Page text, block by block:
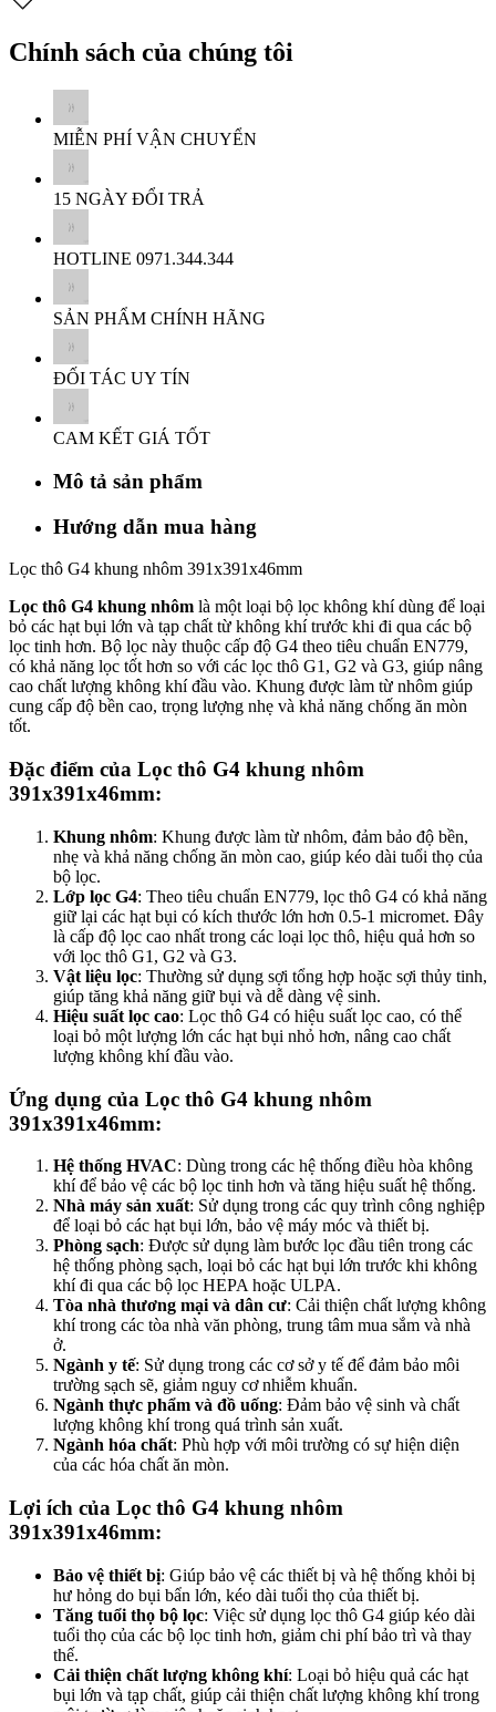
Chính sách của chúng tôi
MIỄN PHÍ VẬN CHUYỂN
15 NGÀY ĐỔI TRẢ
HOTLINE 0971.344.344
SẢN PHẨM CHÍNH HÃNG
ĐỐI TÁC UY TÍN
CAM KẾT GIÁ TỐT
Mô tả sản phẩm
Hướng dẫn mua hàng
Lọc thô G4 khung nhôm 391x391x46mm
Lọc thô G4 khung nhôm là một loại bộ lọc không khí dùng để loại
bỏ các hạt bụi lớn và tạp chất từ không khí trước khi đi qua các bộ
lọc tinh hơn. Bộ lọc này thuộc cấp độ G4 theo tiêu chuẩn EN779,
có khả năng lọc tốt hơn so với các lọc thô G1, G2 và G3, giúp nâng
cao chất lượng không khí đầu vào. Khung được làm từ nhôm giúp
cung cấp độ bền cao, trọng lượng nhẹ và khả năng chống ăn mòn
tốt.
Đặc điểm của Lọc thô G4 khung nhôm
391x391x46mm:
Khung nhôm: Khung được làm từ nhôm, đảm bảo độ bền,
nhẹ và khả năng chống ăn mòn cao, giúp kéo dài tuổi thọ của
bộ lọc.
Lớp lọc G4: Theo tiêu chuẩn EN779, lọc thô G4 có khả năng
giữ lại các hạt bụi có kích thước lớn hơn 0.5-1 micromet. Đây
là cấp độ lọc cao nhất trong các loại lọc thô, hiệu quả hơn so
với lọc thô G1, G2 và G3.
Vật liệu lọc: Thường sử dụng sợi tổng hợp hoặc sợi thủy tinh,
giúp tăng khả năng giữ bụi và dễ dàng vệ sinh.
Hiệu suất lọc cao: Lọc thô G4 có hiệu suất lọc cao, có thể
loại bỏ một lượng lớn các hạt bụi nhỏ hơn, nâng cao chất
lượng không khí đầu vào.
Ứng dụng của Lọc thô G4 khung nhôm
391x391x46mm:
Hệ thống HVAC: Dùng trong các hệ thống điều hòa không
khí để bảo vệ các bộ lọc tinh hơn và tăng hiệu suất hệ thống.
Nhà máy sản xuất: Sử dụng trong các quy trình công nghiệp
để loại bỏ các hạt bụi lớn, bảo vệ máy móc và thiết bị.
Phòng sạch: Được sử dụng làm bước lọc đầu tiên trong các
hệ thống phòng sạch, loại bỏ các hạt bụi lớn trước khi không
khí đi qua các bộ lọc HEPA hoặc ULPA.
Tòa nhà thương mại và dân cư: Cải thiện chất lượng không
khí trong các tòa nhà văn phòng, trung tâm mua sắm và nhà
ở.
Ngành y tế: Sử dụng trong các cơ sở y tế để đảm bảo môi
trường sạch sẽ, giảm nguy cơ nhiễm khuẩn.
Ngành thực phẩm và đồ uống: Đảm bảo vệ sinh và chất
lượng không khí trong quá trình sản xuất.
Ngành hóa chất: Phù hợp với môi trường có sự hiện diện
của các hóa chất ăn mòn.
Lợi ích của Lọc thô G4 khung nhôm
391x391x46mm:
Bảo vệ thiết bị: Giúp bảo vệ các thiết bị và hệ thống khỏi bị
hư hỏng do bụi bẩn lớn, kéo dài tuổi thọ của thiết bị.
Tăng tuổi thọ bộ lọc: Việc sử dụng lọc thô G4 giúp kéo dài
tuổi thọ của các bộ lọc tinh hơn, giảm chi phí bảo trì và thay
thế.
Cải thiện chất lượng không khí: Loại bỏ hiệu quả các hạt
bụi lớn và tạp chất, giúp cải thiện chất lượng không khí trong